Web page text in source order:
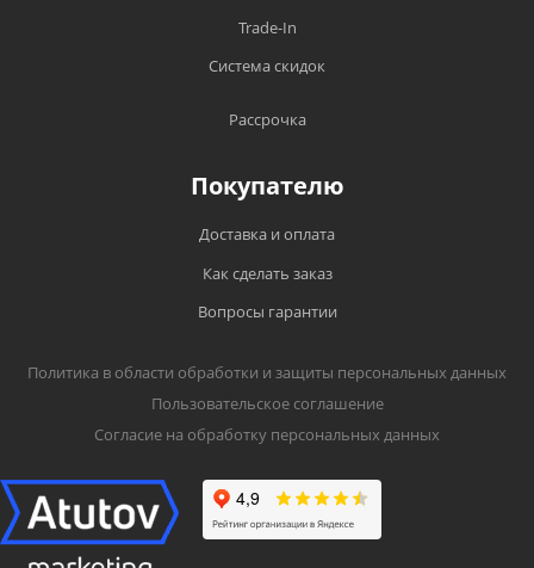
Trade-In
Система скидок
Рассрочка
Покупателю
Доставка и оплата
Как сделать заказ
Вопросы гарантии
Политика в области обработки и защиты персональных данных
Пользовательское соглашение
Согласие на обработку персональных данных